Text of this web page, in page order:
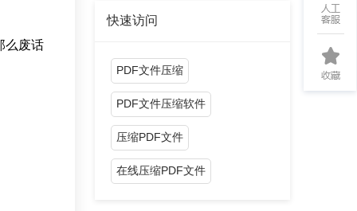
么废话
快速访问
PDF文件压缩
PDF文件压缩软件
压缩PDF文件
在线压缩PDF文件